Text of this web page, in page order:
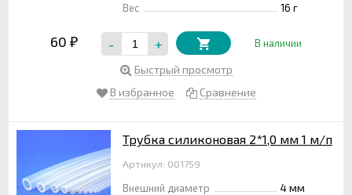
Вес
16 г
60 ₽ - + В наличии
Быстрый просмотр
В избранное
Сравнение
Трубка силиконовая 2*1,0 мм 1 м/п
Артикул: 001759
Внешний диаметр
4 мм